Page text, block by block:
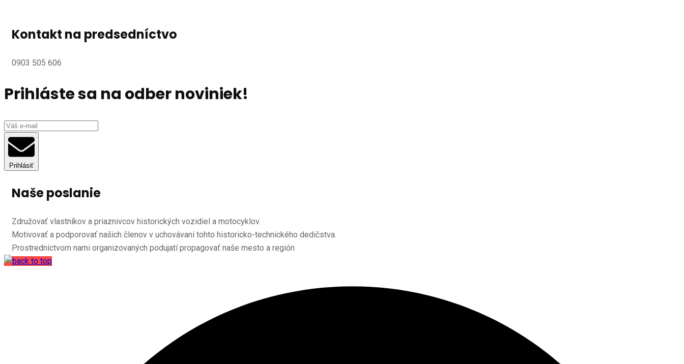
Kontakt na predsedníctvo
0903 505 606
Prihláste sa na odber noviniek!
Prihlásiť
Naše poslanie
Združovať vlastníkov a priaznivcov historických vozidiel a motocyklov.
Motivovať a podporovať našich členov v uchovávaní tohto historicko-technického dedičstva.
Prostredníctvom nami organizovaných podujatí propagovať naše mesto a región